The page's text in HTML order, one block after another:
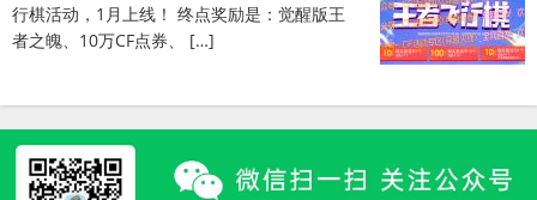
行棋活动，1月上线！ 终点奖励是：觉醒版王
者之魄、10万CF点券、 […]